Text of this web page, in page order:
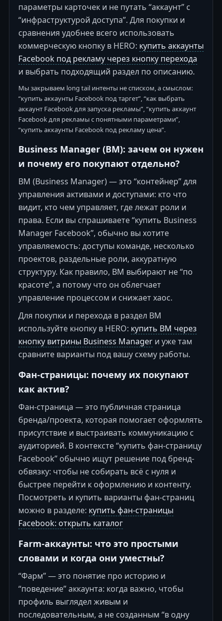
параметры карточек и не путать “аккаунт” с
“инфраструктурой доступа”. Для покупки и
сравнения удобнее всего использовать
коммерческую кнопку в HERO: купить аккаунты
Facebook под рекламу через кнопку перехода
и выбрать подходящий раздел по описанию.
Мы закрываем long tail интенты не списком, а смыслом:
“купить аккаунты Facebook под таргет”, “как выбрать
аккаунт Facebook для запуска рекламы”, “купить аккаунт
Facebook для рекламы с понятными параметрами”,
“купить аккаунты Facebook под рекламу цена”.
Business Manager (BM): зачем он нужен
и почему его покупают отдельно?
BM (Business Manager) — это “контейнер” для
управления активами и доступами: кто что
видит, кто чем управляет, где лежат роли и
права. Если вы спрашиваете “купить Business
Manager Facebook”, обычно вы хотите
управляемость: доступы команде, несколько
проектов, раздельные роли, аккуратную
структуру. Как правило, BM выбирают не “по
красоте”, а потому что он облегчает
управление процессом и снижает хаос.
Для покупки и перехода в раздел BM
используйте кнопку в HERO: купить BM через
кнопку витрины Business Manager и уже там
сравните варианты под вашу схему работы.
Фан-страницы: почему их покупают
как актив?
Фан-страница — это публичная страница
бренда/проекта, которая помогает оформлять
присутствие и выстраивать коммуникацию с
аудиторией. В контексте “купить фан-страницу
Facebook” обычно ищут решение под бренд-
обвязку: чтобы не собирать всё с нуля и
быстрее перейти к оформлению и контенту.
Посмотреть и купить варианты фан-страниц
можно в разделе: купить фан-страницы
Facebook: открыть каталог
Farm-аккаунты: что это простыми
словами и когда они уместны?
“Фарм” — это понятие про историю и
“поведение” аккаунта: когда важно, чтобы
профиль выглядел живым и
последовательным, а не созданным “в одну